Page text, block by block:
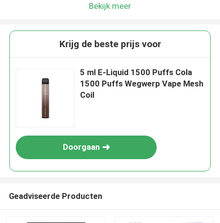
Bekijk meer
Krijg de beste prijs voor
5 ml E-Liquid 1500 Puffs Cola
1500 Puffs Wegwerp Vape Mesh
Coil
Doorgaan
Geadviseerde Producten